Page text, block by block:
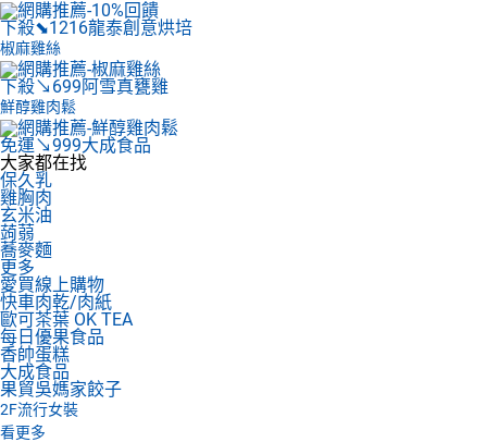
下殺⬊1216龍泰創意烘培
椒麻雞絲
下殺↘699阿雪真甕雞
鮮醇雞肉鬆
免運↘999大成食品
大家都在找
保久乳
雞胸肉
玄米油
蒟蒻
蕎麥麵
更多
愛買線上購物
快車肉乾/肉紙
歐可茶葉 OK TEA
每日優果食品
香帥蛋糕
大成食品
果貿吳媽家餃子
2F流行女裝
看更多